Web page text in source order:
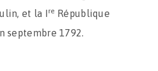
et la Ire République
septembre 1792.